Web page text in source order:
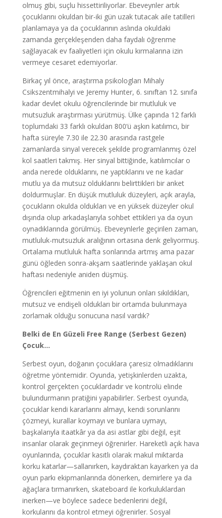
olmuş gibi, suçlu hissettiriliyorlar. Ebeveynler artık
çocuklarını okuldan bir-iki gün uzak tutacak aile tatilleri
planlamaya ya da çocuklarının aslında okuldaki
zamanda gerçekleşenden daha faydalı öğrenme
sağlayacak ev faaliyetleri için okulu kırmalarına izin
vermeye cesaret edemiyorlar.
Birkaç yıl önce, araştırma psikologları Mihaly
Csikszentmihalyi ve Jeremy Hunter, 6. sınıftan 12. sınıfa
kadar devlet okulu öğrencilerinde bir mutluluk ve
mutsuzluk araştırması yürütmüş. Ülke çapında 12 farklı
toplumdaki 33 farklı okuldan 800’ü aşkın katılımcı, bir
hafta süreyle 7.30 ile 22.30 arasında rastgele
zamanlarda sinyal verecek şekilde programlanmış özel
kol saatleri takmış. Her sinyal bittiğinde, katılımcılar o
anda nerede olduklarını, ne yaptıklarını ve ne kadar
mutlu ya da mutsuz olduklarını belirttikleri bir anket
doldurmuşlar. En düşük mutluluk düzeyleri, açık arayla,
çocukların okulda oldukları ve en yüksek düzeyler okul
dışında olup arkadaşlarıyla sohbet ettikleri ya da oyun
oynadıklarında görülmüş. Ebeveynlerle geçirilen zaman,
mutluluk-mutsuzluk aralığının ortasına denk geliyormuş.
Ortalama mutluluk hafta sonlarında artmış ama pazar
günü öğleden sonra-akşam saatlerinde yaklaşan okul
haftası nedeniyle aniden düşmüş.
Öğrencileri eğitmenin en iyi yolunun onları sıkıldıkları,
mutsuz ve endişeli oldukları bir ortamda bulunmaya
zorlamak olduğu sonucuna nasıl vardık?
Belki de En Güzeli Free Range (Serbest Gezen)
Çocuk…
Serbest oyun, doğanın çocuklara çaresiz olmadıklarını
öğretme yöntemidir. Oyunda, yetişkinlerden uzakta,
kontrol gerçekten çocuklardadır ve kontrolü elinde
bulundurmanın pratiğini yapabilirler. Serbest oyunda,
çocuklar kendi kararlarını almayı, kendi sorunlarını
çözmeyi, kurallar koymayı ve bunlara uymayı,
başkalarıyla itaatkâr ya da asi astlar gibi değil, eşit
insanlar olarak geçinmeyi öğrenirler. Hareketli açık hava
oyunlarında, çocuklar kasıtlı olarak makul miktarda
korku katarlar—sallanırken, kaydıraktan kayarken ya da
oyun parkı ekipmanlarında dönerken, demirlere ya da
ağaçlara tırmanırken, skateboard ile korkuluklardan
inerken—ve böylece sadece bedenlerini değil,
korkularını da kontrol etmeyi öğrenirler. Sosyal